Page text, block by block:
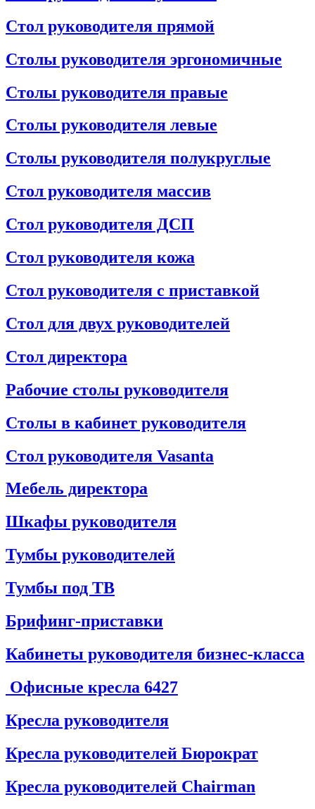
Стол руководителя прямой
Столы руководителя эргономичные
Столы руководителя правые
Столы руководителя левые
Столы руководителя полукруглые
Стол руководителя массив
Стол руководителя ДСП
Стол руководителя кожа
Стол руководителя с приставкой
Стол для двух руководителей
Стол директора
Рабочие столы руководителя
Столы в кабинет руководителя
Стол руководителя Vasanta
Мебель директора
Шкафы руководителя
Тумбы руководителей
Тумбы под ТВ
Брифинг-приставки
Кабинеты руководителя бизнес-класса
Офисные кресла 6427
Кресла руководителя
Кресла руководителей Бюрократ
Кресла руководителей Chairman